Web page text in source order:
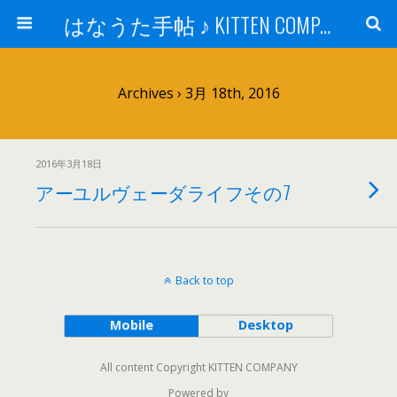
はなうた手帖 ♪ KITTEN COMPANY
Archives › 3月 18th, 2016
2016年3月18日
アーユルヴェーダライフその7
Back to top
Mobile Desktop
All content Copyright KITTEN COMPANY
Powered by